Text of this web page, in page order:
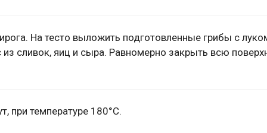
На тесто выложить подготовленные грибы с
сливок, яиц и сыра. Равномерно закрыть всю
при температуре 180°С.